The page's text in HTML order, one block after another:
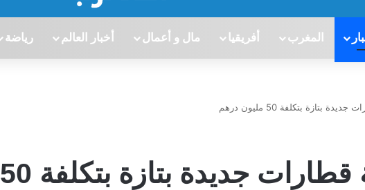
المغرب أفريقيا مال و أعمال أخبار العالم رياضة
بتازة بتكلفة 50 مليون درهم
تدشين محطة قطارات جديدة بتازة بتكلفة 50